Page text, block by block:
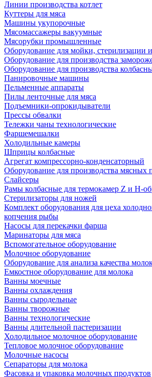
Линии производства котлет
Куттеры для мяса
Машины укупорочные
Мясомассажеры вакуумные
Мясорубки промышленные
Оборудование для мойки, стерилизации
Оборудование для производства
Оборудование для производства
Панировочные машины
Пельменные аппараты
Пилы ленточные для мяса
Подъемники-опрокидыватели
Прессы обвалки
Тележки чаны технологические
Фаршемешалки
Холодильные камеры
Шприцы колбасные
Агрегат компрессорно-конденсаторный
Оборудование для производства мясных
Слайсеры
Рамы колбасные для термокамер Z и H-
Стерилизаторы для ножей
Комплект оборудования для цеха
копчения рыбы
Насосы для перекачки фарша
Маринаторы для мяса
Вспомогательное оборудование
Молочное оборудование
Оборудование для анализа качества
Емкостное оборудование для молока
Ванны моечные
Ванны охлаждения
Ванны сыродельные
Ванны творожные
Ванны технологические
Ванны длительной пастеризации
Холодильное молочное оборудование
Тепловое молочное оборудование
Молочные насосы
Сепараторы для молока
Фасовка и упаковка молочных продуктов